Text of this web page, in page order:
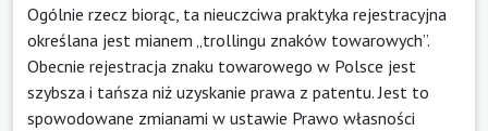
Ogólnie rzecz biorąc, ta nieuczciwa praktyka rejestracyjna
określana jest mianem „trollingu znaków towarowych”.
Obecnie rejestracja znaku towarowego w Polsce jest
szybsza i tańsza niż uzyskanie prawa z patentu. Jest to
spowodowane zmianami w ustawie Prawo własności